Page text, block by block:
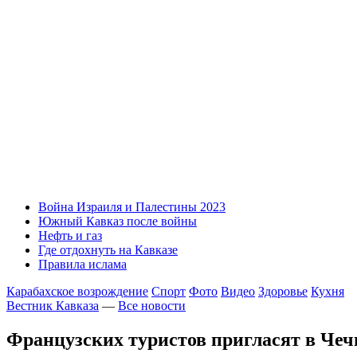
Война Израиля и Палестины 2023
Южный Кавказ после войны
Нефть и газ
Где отдохнуть на Кавказе
Правила ислама
Карабахское возрождение Спорт Фото Видео Здоровье Кухня
Вестник Кавказа — Все новости
Французских туристов пригласят в